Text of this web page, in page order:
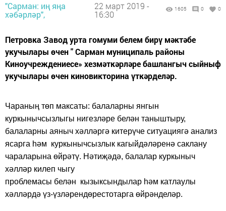
"Сарман: иң яңа
хәбәрләр",
22 март 2019 -
16:30
1605 0 0
Петровка Завод урта гомуми белем бирү мәктәбе
укучылары өчен " Сарман муниципаль районы
Киноучреждениесе» хезмәткәрләре башлангыч сыйныф
укучылары өчен киновикторина үткәрделәр.
Чараның төп максаты: балаларны янгын
куркынычсызлыгы нигезләре белән таныштыру,
балаларны аяныч хәлләргә китерүче ситуациягә анализ
ясарга һәм куркынычсызлык кагыйдәләренә саклану
чараларына өйрәтү. Нәтиҗәдә, балалар куркыныч
хәлләр килеп чыгу
проблемасы белән кызыксындылар һәм катлаулы
хәлләрдә үз-үзләрендөрестотарга өйрәнделәр.